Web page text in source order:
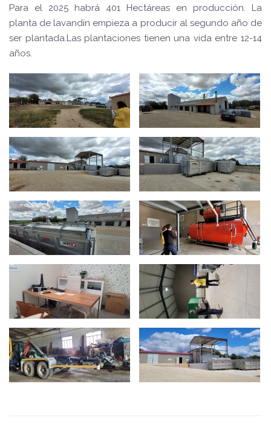
Para el 2025 habrá 401 Hectáreas en producción. La
planta de lavandín empieza a producir al segundo año de
ser plantada.Las plantaciones tienen una vida entre 12-14
años.